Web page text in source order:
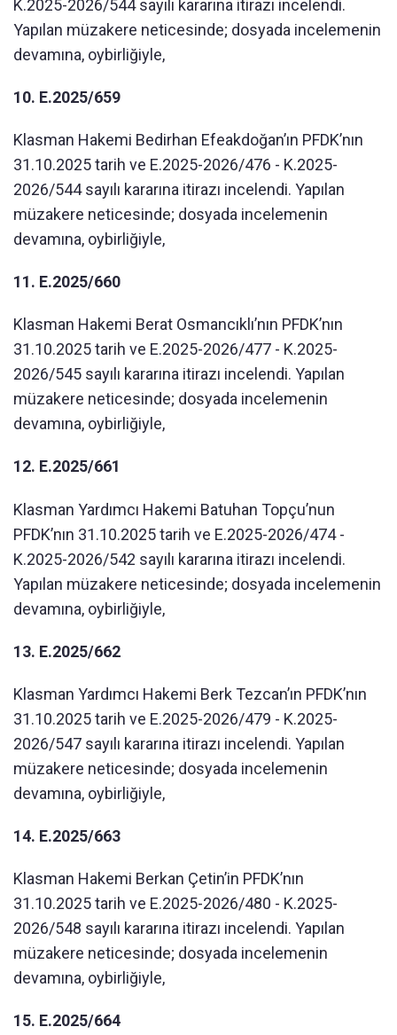
K.2025-2026/544 sayılı kararına itirazı incelendi.
Yapılan müzakere neticesinde; dosyada incelemenin
devamına, oybirliğiyle,
10. E.2025/659
Klasman Hakemi Bedirhan Efeakdoğan’ın PFDK’nın
31.10.2025 tarih ve E.2025-2026/476 - K.2025-
2026/544 sayılı kararına itirazı incelendi. Yapılan
müzakere neticesinde; dosyada incelemenin
devamına, oybirliğiyle,
11. E.2025/660
Klasman Hakemi Berat Osmancıklı’nın PFDK’nın
31.10.2025 tarih ve E.2025-2026/477 - K.2025-
2026/545 sayılı kararına itirazı incelendi. Yapılan
müzakere neticesinde; dosyada incelemenin
devamına, oybirliğiyle,
12. E.2025/661
Klasman Yardımcı Hakemi Batuhan Topçu’nun
PFDK’nın 31.10.2025 tarih ve E.2025-2026/474 -
K.2025-2026/542 sayılı kararına itirazı incelendi.
Yapılan müzakere neticesinde; dosyada incelemenin
devamına, oybirliğiyle,
13. E.2025/662
Klasman Yardımcı Hakemi Berk Tezcan’ın PFDK’nın
31.10.2025 tarih ve E.2025-2026/479 - K.2025-
2026/547 sayılı kararına itirazı incelendi. Yapılan
müzakere neticesinde; dosyada incelemenin
devamına, oybirliğiyle,
14. E.2025/663
Klasman Hakemi Berkan Çetin’in PFDK’nın
31.10.2025 tarih ve E.2025-2026/480 - K.2025-
2026/548 sayılı kararına itirazı incelendi. Yapılan
müzakere neticesinde; dosyada incelemenin
devamına, oybirliğiyle,
15. E.2025/664